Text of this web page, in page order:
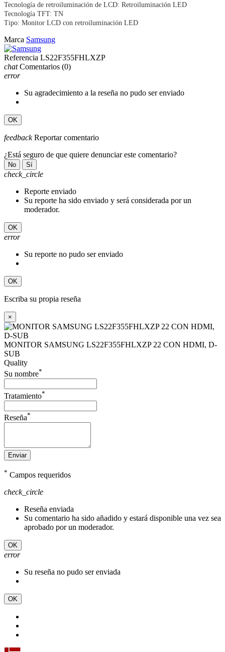
Tecnología de retroiluminación de LCD: Retroiluminación LED
Tecnología TFT: TN
Tipo: Monitor LCD con retroiluminación LED
Marca Samsung
Referencia LS22F355FHLXZP
chat Comentarios (0)
error
Su agradecimiento a la reseña no pudo ser enviado
OK
feedback Reportar comentario
¿Está seguro de que quiere denunciar este comentario?
No Sí
check_circle
Reporte enviado
Su reporte ha sido enviado y será considerada por un
moderador.
OK
error
Su reporte no pudo ser enviado
OK
Escriba su propia reseña
×
MONITOR SAMSUNG LS22F355FHLXZP 22 CON HDMI, D-
SUB
Quality
Su nombre*
Tratamiento*
Reseña*
Enviar
* Campos requeridos
check_circle
Reseña enviada
Su comentario ha sido añadido y estará disponible una vez sea
aprobado por un moderador.
OK
error
Su reseña no pudo ser enviada
OK